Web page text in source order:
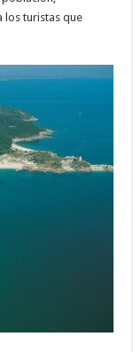
los turistas que